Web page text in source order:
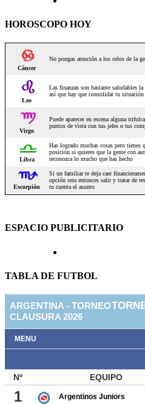
HOROSCOPO HOY
ESPACIO PUBLICITARIO
TABLA DE FUTBOL